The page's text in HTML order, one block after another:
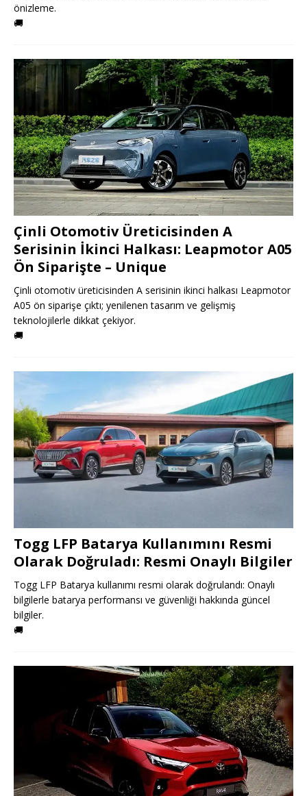
önizleme.
🚚
Çinli Otomotiv Üreticisinden A
Serisinin İkinci Halkası: Leapmotor A05
Ön Siparişte – Unique
Çinli otomotiv üreticisinden A serisinin ikinci halkası Leapmotor
A05 ön siparişe çıktı; yenilenen tasarım ve gelişmiş
teknolojilerle dikkat çekiyor.
🚚
Togg LFP Batarya Kullanımını Resmi
Olarak Doğruladı: Resmi Onaylı Bilgiler
Togg LFP Batarya kullanımı resmi olarak doğrulandı: Onaylı
bilgilerle batarya performansı ve güvenliği hakkında güncel
bilgiler.
🚚